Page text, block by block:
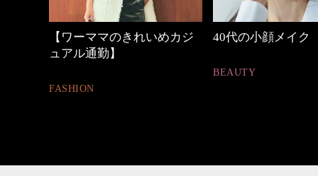
40代の小顔メイク
心地よくいられる